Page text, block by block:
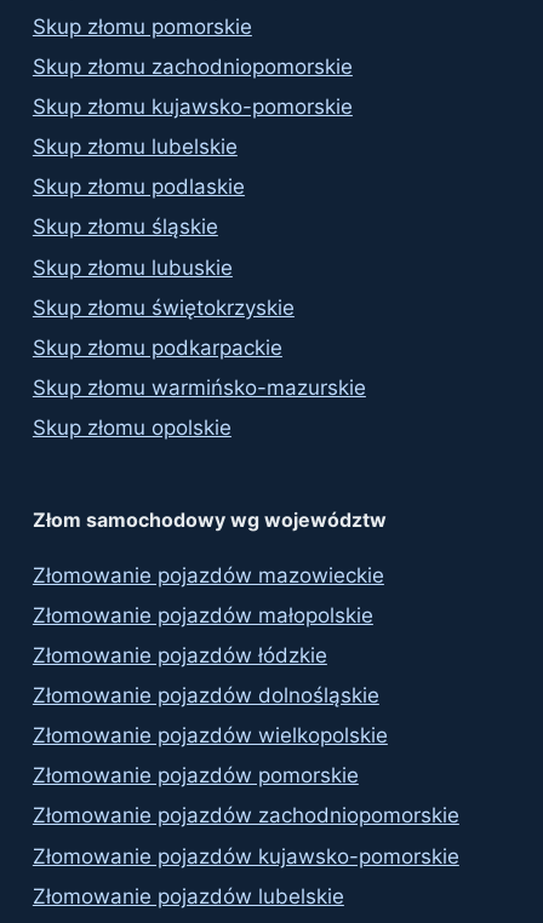
Skup złomu pomorskie
Skup złomu zachodniopomorskie
Skup złomu kujawsko-pomorskie
Skup złomu lubelskie
Skup złomu podlaskie
Skup złomu śląskie
Skup złomu lubuskie
Skup złomu świętokrzyskie
Skup złomu podkarpackie
Skup złomu warmińsko-mazurskie
Skup złomu opolskie
Złom samochodowy wg województw
Złomowanie pojazdów mazowieckie
Złomowanie pojazdów małopolskie
Złomowanie pojazdów łódzkie
Złomowanie pojazdów dolnośląskie
Złomowanie pojazdów wielkopolskie
Złomowanie pojazdów pomorskie
Złomowanie pojazdów zachodniopomorskie
Złomowanie pojazdów kujawsko-pomorskie
Złomowanie pojazdów lubelskie